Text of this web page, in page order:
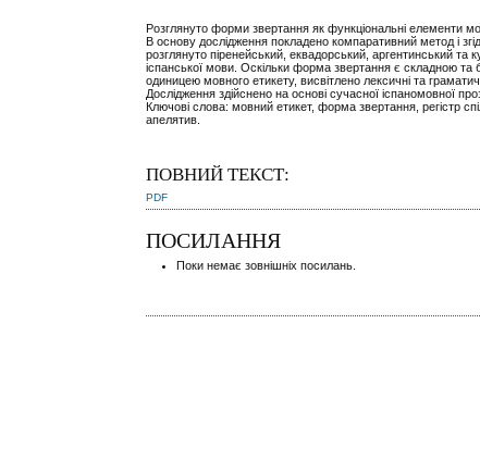
Розглянуто форми звертання як функціональні елементи
В основу дослідження покладено компаративний метод і
розглянуто піренейський, еквадорський, аргентинський та
іспанської мови. Оскільки форма звертання є складною та
одиницею мовного етикету, висвітлено лексичні та
Дослідження здійснено на основі сучасної іспаномовної
Ключові слова: мовний етикет, форма звертання, регістр
апелятив.
ПОВНИЙ ТЕКСТ:
PDF
ПОСИЛАННЯ
Поки немає зовнішніх посилань.